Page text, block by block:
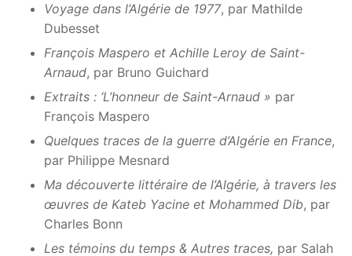
Voyage dans l’Algérie de 1977, par Mathilde
Dubesset
François Maspero et Achille Leroy de Saint-
Arnaud, par Bruno Guichard
Extraits : ‘L’honneur de Saint-Arnaud » par
François Maspero
Quelques traces de la guerre d’Algérie en France,
par Philippe Mesnard
Ma découverte littéraire de l’Algérie, à travers les
œuvres de Kateb Yacine et Mohammed Dib, par
Charles Bonn
Les témoins du temps & Autres traces, par Salah